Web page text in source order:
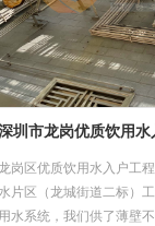
二标
集团供
道饮
是
不锈钢工业
许多人不明白
10/2022-